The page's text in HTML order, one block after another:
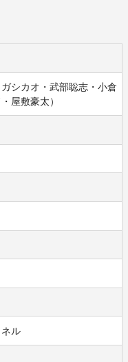
シカオ・武部聡志・小倉
屋敷豪太）
ル